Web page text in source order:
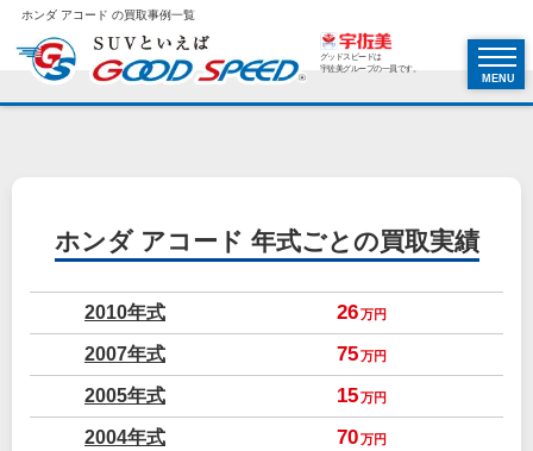
ホンダ アコード の買取事例一覧
グッドスピードは
宇佐美グループの一員です。
MENU
ホンダ アコード 年式ごとの買取実績
2010年式 26万円
2007年式 75万円
2005年式 15万円
2004年式 70万円